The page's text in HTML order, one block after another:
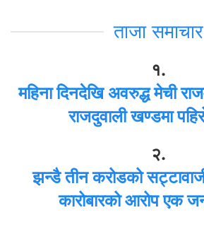
ताजा समाचार
१.
महिना दिनदेखि अवरुद्ध मेची
राजदुवाली खण्डमा
२.
झन्डै तीन करोडको
कारोबारको आरोप एक